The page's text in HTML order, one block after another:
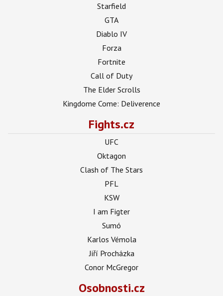
Starfield
GTA
Diablo IV
Forza
Fortnite
Call of Duty
The Elder Scrolls
Kingdome Come: Deliverence
Fights.cz
UFC
Oktagon
Clash of The Stars
PFL
KSW
I am Figter
Sumó
Karlos Vémola
Jiří Procházka
Conor McGregor
Osobnosti.cz